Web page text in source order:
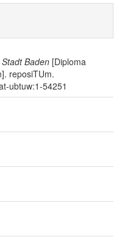
Baden[Diploma
reposiTUm.
ubtuw:1-54251